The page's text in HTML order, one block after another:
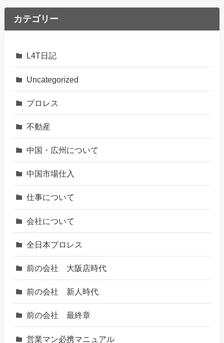
カテゴリー
L4T日記
Uncategorized
プロレス
不動産
中国・広州について
中国市場仕入
仕事について
会社について
全日本プロレス
前の会社 大阪店時代
前の会社 新人時代
前の会社 最終章
営業マン必携マニュアル